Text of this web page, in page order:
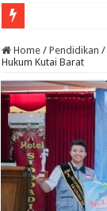
Home / Pendidikan /
Hukum Kutai Barat